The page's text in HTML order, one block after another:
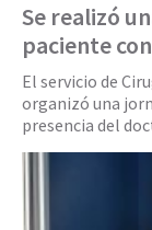
Se realizó
paciente
El servicio de
organizó una
presencia del